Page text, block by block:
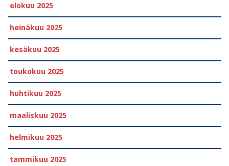
elokuu 2025
heinäkuu 2025
kesäkuu 2025
toukokuu 2025
huhtikuu 2025
maaliskuu 2025
helmikuu 2025
tammikuu 2025